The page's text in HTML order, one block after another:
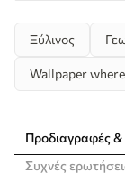
Ξύλινος
Wallpaper
Προδιαγραφές &
Συχνές